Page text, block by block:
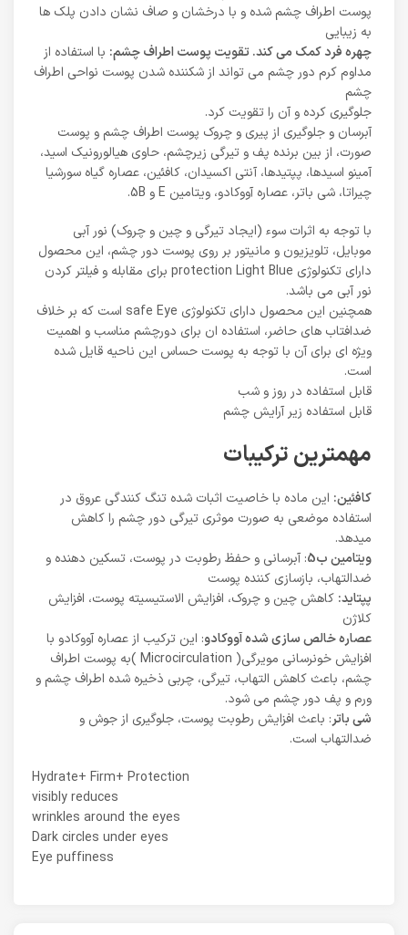
پوست اطراف چشم شده و با درخشان و صاف نشان دادن پلک ها
به زیبایی
چهره فرد کمک می کند. تقویت پوست اطراف چشم: با استفاده از
مداوم کرم دور چشم می تواند از شکننده شدن پوست نواحی اطراف
چشم
جلوگیری کرده و آن را تقویت کرد.
آبرسان و جلوگیری از پیری و چروک پوست اطراف چشم و پوست
صورت، از بین برنده پف و تیرگی زیرچشم، حاوی هیالورونیک اسید،
آمینو اسیدها، پپتیدها، آنتی اکسیدان، کافئین، عصاره گیاه سورشیا
چیراتا، شی باتر، عصاره آووکادو، ویتامین E و 5B.
با توجه به اثرات سوء (ایجاد تیرگی و چین و چروک) نور آبی
موبایل، تلویزیون و مانیتور بر روی پوست دور چشم، این محصول
دارای تکنولوژی protection Light Blue برای مقابله و فیلتر کردن
نور آبی می باشد.
همچنین این محصول دارای تکنولوژی safe Eye است که بر خلاف
ضدافتاب های حاضر، استفاده ان برای دورچشم مناسب و اهمیت
ویژه ای برای آن با توجه به پوست حساس این ناحیه قایل شده
است.
قابل استفاده در روز و شب
قابل استفاده زیر آرایش چشم
مهمترین ترکیبات
کافئین: این ماده با خاصیت اثبات شده تنگ کنندگی عروق در
استفاده موضعی به صورت موثری تیرگی دور چشم را کاهش
میدهد.
ویتامین ب5 : آبرسانی و حفظ رطوبت در پوست، تسکین دهنده و
ضدالتهاب، بازسازی کننده پوست
پپتاید: کاهش چین و چروک، افزایش الاستیسیته پوست، افزایش
کلاژن
عصاره خالص سازی شده آووکادو: این ترکیب از عصاره آووکادو با
افزایش خونرسانی مویرگی( Microcirculation )به پوست اطراف
چشم، باعث کاهش التهاب، تیرگی، چربی ذخیره شده اطراف چشم و
ورم و پف دور چشم می شود.
شی باتر: باعث افزایش رطوبت پوست، جلوگیری از جوش و
ضدالتهاب است.
Hydrate+ Firm+ Protection
visibly reduces
wrinkles around the eyes
Dark circles under eyes
Eye puffiness